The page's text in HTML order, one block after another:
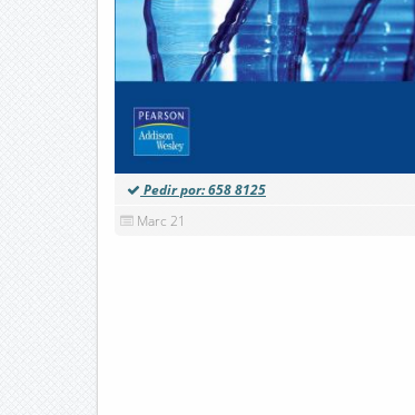
Pedir por: 658 8125
Marc 21